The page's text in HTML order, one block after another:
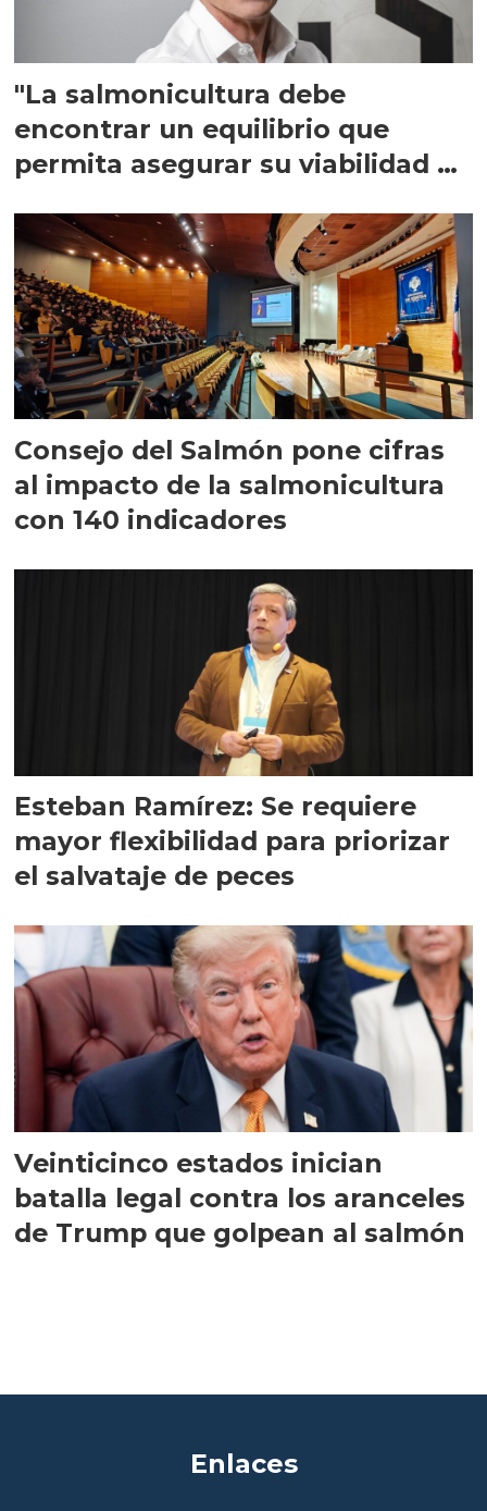
"La salmonicultura debe
encontrar un equilibrio que
permita asegurar su viabilidad de
Consejo del Salmón pone cifras
al impacto de la salmonicultura
con 140 indicadores
Esteban Ramírez: Se requiere
mayor flexibilidad para priorizar
el salvataje de peces
Veinticinco estados inician
batalla legal contra los aranceles
de Trump que golpean al salmón
Enlaces